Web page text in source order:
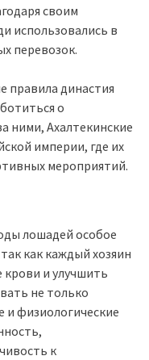
своим
использовались в
перевозок.
правила династия
о
ними, Ахалтекинские
империи, где их
мероприятий.
лошадей особое
как каждый хозяин
крови и улучшить
не только
физиологические
к